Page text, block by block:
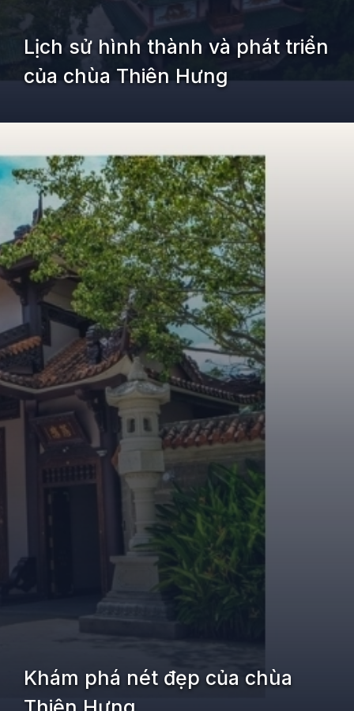
Lịch sử hình thành và phát triển
của chùa Thiên Hưng
Khám phá nét đẹp của chùa